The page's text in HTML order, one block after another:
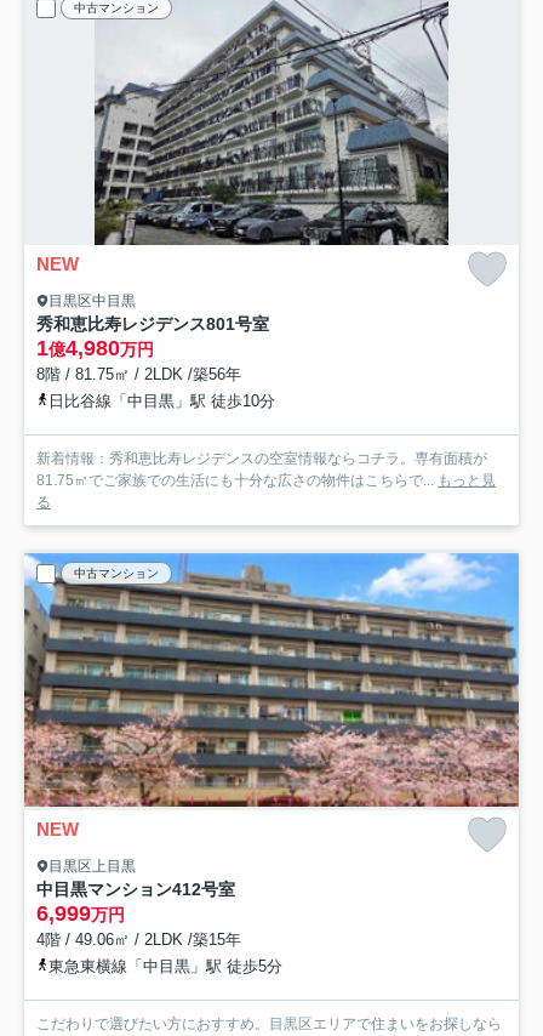
中古マンション
NEW
目黒区中目黒
秀和恵比寿レジデンス801号室
1億4,980万円
8階 / 81.75㎡ / 2LDK /築56年
日比谷線「中目黒」駅 徒歩10分
新着情報：秀和恵比寿レジデンスの空室情報ならコチラ。専有面積が
81.75㎡でご家族での生活にも十分な広さの物件はこちらで... もっと見
る
中古マンション
NEW
目黒区上目黒
中目黒マンション412号室
6,999万円
4階 / 49.06㎡ / 2LDK /築15年
東急東横線「中目黒」駅 徒歩5分
こだわりで選びたい方におすすめ。目黒区エリアで住まいをお探しなら